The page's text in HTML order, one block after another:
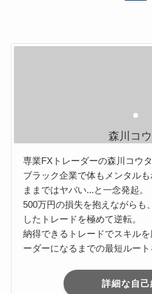
森川コ
専業FXトレーダーの森川コウタ
ブラック企業で体もメンタル
ままではヤバい...と一念発起。
500万円の損失を抱えながらも
したトレードを極めて逆転。
納得できるトレードでスキル
ーダーになるまでの最短ルート
詳細な自己